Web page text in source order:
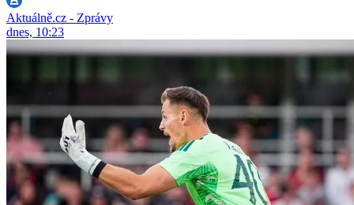
Aktuálně.cz - Zprávy
dnes, 10:23